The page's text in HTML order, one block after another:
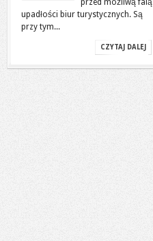
przed możliwą falą
upadłości biur turystycznych. Są
przy tym...
CZYTAJ DALEJ